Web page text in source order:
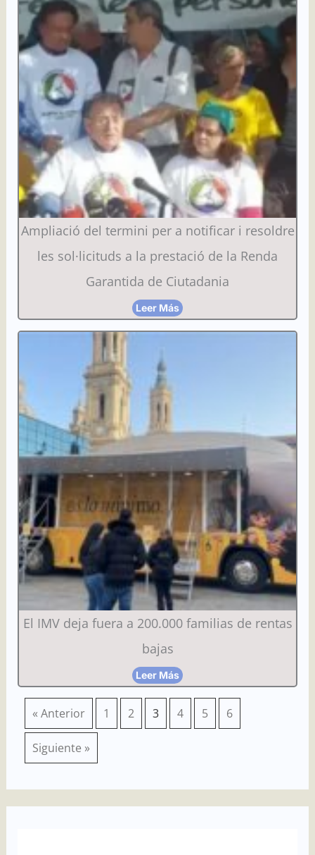
Ampliació del termini per a notificar i resoldre
les sol·licituds a la prestació de la Renda
Garantida de Ciutadania
Leer Más
El IMV deja fuera a 200.000 familias de rentas
bajas
Leer Más
« Anterior 1 2 3 4 5 6
Siguiente »